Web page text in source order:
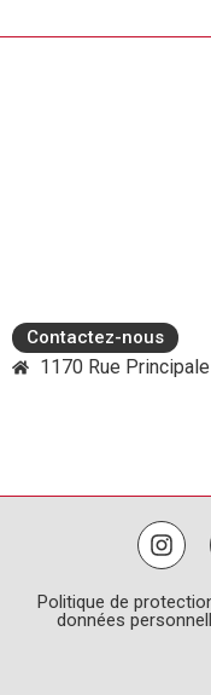
Contactez-nous
1170 Rue
Politique de
données